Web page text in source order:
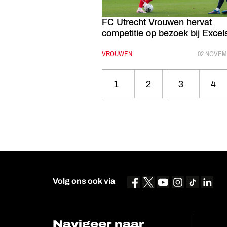
FC Utrecht Vrouwen hervat
competitie op bezoek bij
CATEGORIE:
VROUWEN 02
1 2 3 4
Volg ons ook via
Navigeer naar